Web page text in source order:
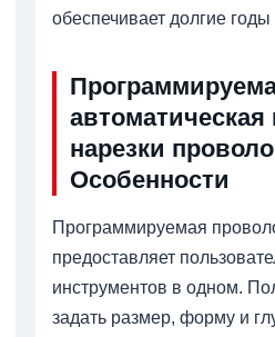
обеспечивает долгие годы
нарезки
Особенности
Программируемая
предоставляет
инструментов в одном.
задать размер, форму и